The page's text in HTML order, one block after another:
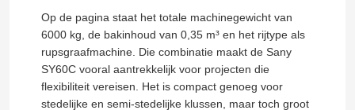
Buitenschaafmachine
Chinese nieuwe energievoertuigen
Op de pagina staat het totale machinegewicht van
6000 kg, de bakinhoud van 0,35 m³ en het rijtype als
rupsgraafmachine. Die combinatie maakt de Sany
SY60C vooral aantrekkelijk voor projecten die
flexibiliteit vereisen. Het is compact genoeg voor
stedelijke en semi-stedelijke klussen, maar toch groot